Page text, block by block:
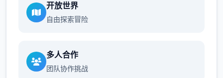
开放世界
自由探索冒险
多人合作
团队协作挑战